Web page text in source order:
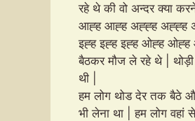
रहे थे की वो अन्दर क्या
आह्ह आह्ह अह्ह्ह अह्ह्ह
इह्ह इह्ह इह्ह ओह्ह ओह्ह
बैठकर मौज ले रहे थे |
थी |
हम लोग थोड देर तक बैठे
भी लेना था | हम लोग